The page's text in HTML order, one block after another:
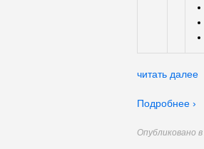
читать далее
Подробнее ›
Опубликовано в